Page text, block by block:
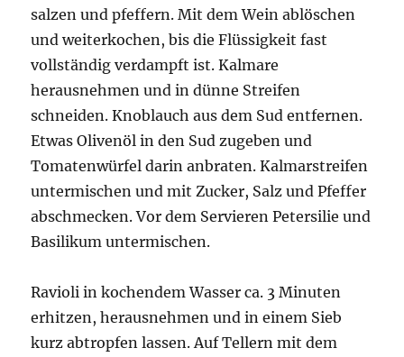
salzen und pfeffern. Mit dem Wein ablöschen
und weiterkochen, bis die Flüssigkeit fast
vollständig verdampft ist. Kalmare
herausnehmen und in dünne Streifen
schneiden. Knoblauch aus dem Sud entfernen.
Etwas Olivenöl in den Sud zugeben und
Tomatenwürfel darin anbraten. Kalmarstreifen
untermischen und mit Zucker, Salz und Pfeffer
abschmecken. Vor dem Servieren Petersilie und
Basilikum untermischen.
Ravioli in kochendem Wasser ca. 3 Minuten
erhitzen, herausnehmen und in einem Sieb
kurz abtropfen lassen. Auf Tellern mit dem